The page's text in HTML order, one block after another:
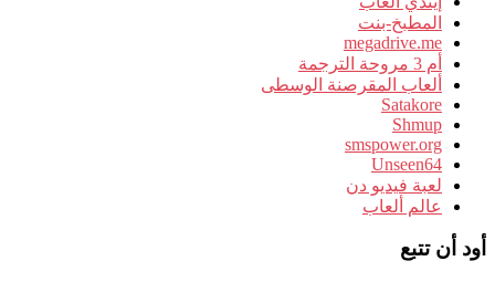
المطبخ-بنت
megadrive.me
أم 3 مروحة الترجمة
ألعاب المقرصنة الوسطى
Satakore
Shmup
smspower.org
Unseen64
لعبة فيديو دن
عالم ألعاب
أود أن تتبع